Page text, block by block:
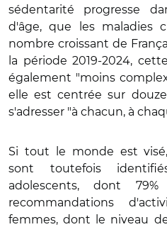
sédentarité progresse
d'âge, que les maladies
nombre croissant de
la période 2019-2024,
également "moins
elle est centrée sur
s'adresser "à chacun, à
Si tout le monde est
sont toutefois
adolescents, dont
recommandations
femmes, dont le niveau